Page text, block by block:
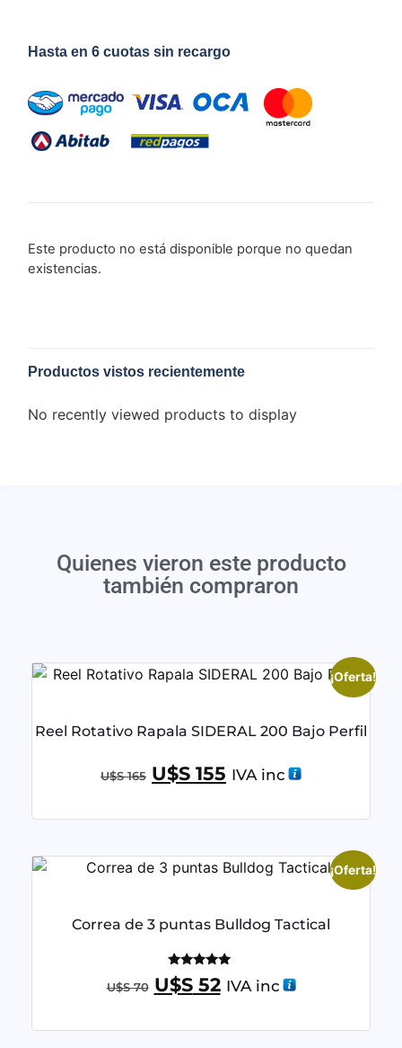
Hasta en 6 cuotas sin recargo
Este producto no está disponible porque no quedan
existencias.
Productos vistos recientemente
No recently viewed products to display
Quienes vieron este producto
también compraron
¡Oferta!
Reel Rotativo Rapala SIDERAL 200 Bajo Perfil
U$S165 U$S 155 IVA inc
¡Oferta!
Correa de 3 puntas Bulldog Tactical
Valorado
con
U$S70 U$S52 IVA inc